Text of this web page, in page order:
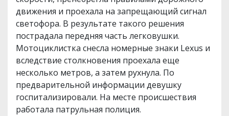
движения и проехала на запрещающий сигнал
светофора. В результате такого решения
пострадала передняя часть легковушки.
Мотоциклистка снесла номерные знаки Lexus и
вследствие столкновения проехала еще
несколько метров, а затем рухнула. По
предварительной информации девушку
госпитализировали. На месте происшествия
работала патрульная полиция.